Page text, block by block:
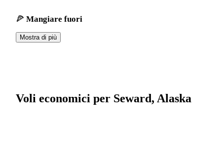
Mangiare fuori
Mostra di più
Voli economici per Seward, Alaska